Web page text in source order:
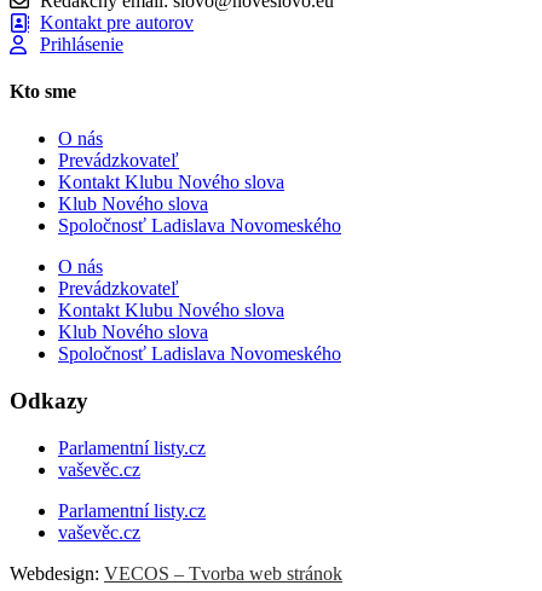
Kontakt pre autorov
Prihlásenie
Kto sme
O nás
Prevádzkovateľ
Kontakt Klubu Nového slova
Klub Nového slova
Spoločnosť Ladislava Novomeského
O nás
Prevádzkovateľ
Kontakt Klubu Nového slova
Klub Nového slova
Spoločnosť Ladislava Novomeského
Odkazy
Parlamentní listy.cz
vaševěc.cz
Parlamentní listy.cz
vaševěc.cz
Webdesign: VECOS – Tvorba web stránok